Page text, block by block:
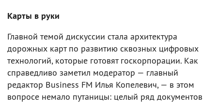
Карты в руки
Главной темой дискуссии стала архитектура
дорожных карт по развитию сквозных цифровых
технологий, которые готовят госкорпорации. Как
справедливо заметил модератор — главный
редактор Business FM Илья Копелевич, — в этом
вопросе немало путаницы: целый ряд документов